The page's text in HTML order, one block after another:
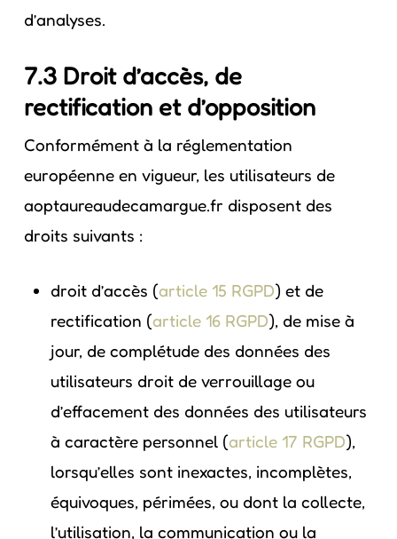
d’analyses.
7.3 Droit d’accès, de
rectification et d’opposition
Conformément à la réglementation
européenne en vigueur, les utilisateurs de
aoptaureaudecamargue.fr disposent des
droits suivants :
droit d’accès (article 15 RGPD) et de
rectification (article 16 RGPD), de mise à
jour, de complétude des données des
utilisateurs droit de verrouillage ou
d’effacement des données des utilisateurs
à caractère personnel (article 17 RGPD),
lorsqu’elles sont inexactes, incomplètes,
équivoques, périmées, ou dont la collecte,
l’utilisation, la communication ou la